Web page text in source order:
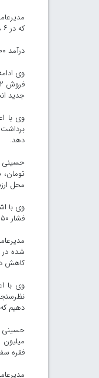
که در ۶ ماه اول امسال موفق شده‌ایم از باب فروش گاز، مقام دوم کشور را به دست بیاوریم در حالی که در سال گذشته رتبه چهارم کسب کرده‌ایم.
درآمد ۲۲۰۰ میلیارد تومانی شرکت گاز بوشهر از فروش گاز
جدید انجام شده می‌تواند
دهد.
محل
فشار ۲۵۰ پی اس ای استفاده شده برای اولین بار در ساتان بوشهر ساخته شده و به نام این استان ثبت اختراعات شده است.
شده
کاهش
وی با
دهیم
حسینی
فقره